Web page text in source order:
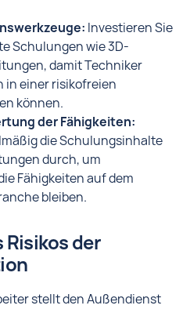
Investieren Sie
Schulungen wie 3D-
damit Techniker
in einer risikofreien
können.
der Fähigkeiten:
die Schulungsinhalte
durch, um
Fähigkeiten auf dem
bleiben.
Risikos der
stellt den Außendienst